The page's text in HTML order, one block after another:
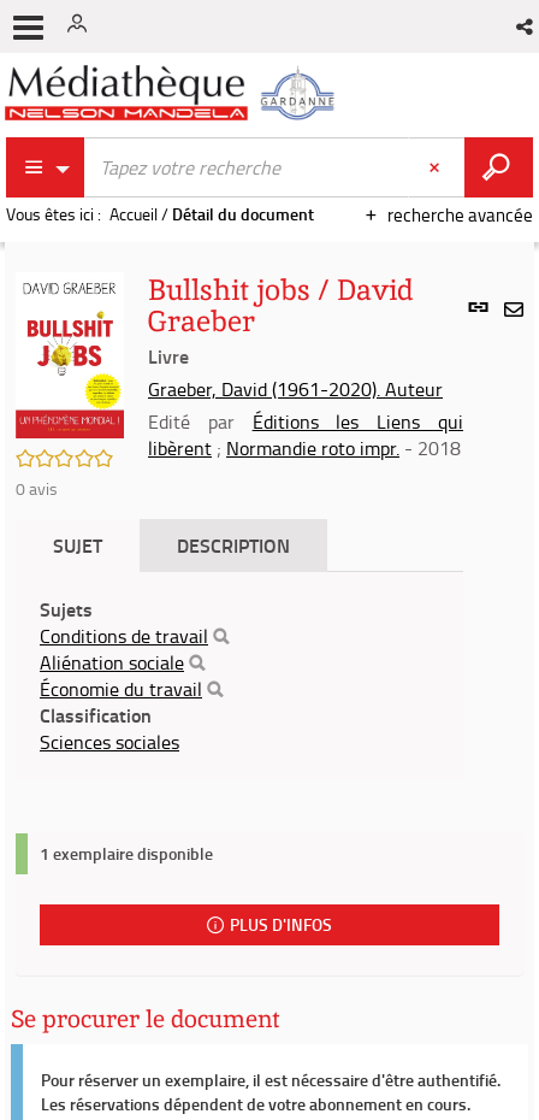
recherche avancée
Vous êtes ici : Accueil/ Détail du document
Lien
/5
0avis
Bullshit jobs / David
Graeber
Livre
Graeber, David (1961-2020). Auteur
Edité par Éditions les Liens qui
libèrent ; Normandie roto impr. - 2018
SUJET DESCRIPTION
Sujets
Conditions de travail
Aliénation sociale
Économie du travail
Classification
Sciences sociales
1 exemplaire disponible
PLUS D'INFOS
Se procurer le document
Pour réserver un exemplaire, il est nécessaire d'être authentifié.
Les réservations dépendent de votre abonnement en cours.